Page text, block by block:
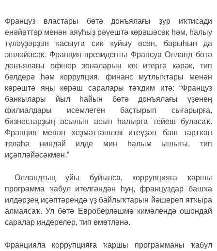
Француз властары бөтә донъялағы ҙур иҡтисади
енәйәттәр менән аяуһыҙ рәүештә көрәшәсәк һәм, һалыу
түләүҙәрҙән ҡасыуға сик ҡуйыу өсөн, барыһын да
эшләйәсәк. Франция президенты Франсуа Олланд бөтә
донъялағы офшор зоналарын юҡ итергә кәрәк, тип
белдерә һәм коррупция, финанс мутлыҡтары менән
көрәштә яңы көрәш саралары тәҡдим итә: “Француз
банкылары йыл һайын бөтә донъялағы үҙенең
филиалдары исемлеген баҫтырып сығарырға,
бизнестарҙың асылын асып һалырға тейеш буласаҡ.
Франция менән хеҙмәттәшлек итеүҙән баш тартҡан
теләһә ниндәй илде мин һалым ышығы, тип
иҫәпләйәсәкмен.”
Олландтың уйы буйынса, коррупцияға ҡаршы
программа ҡабул ителгәндән һуң, француздар башҡа
илдәрҙең иҫәптәрендә үҙ байлыҡтарын йәшереп ятҡыра
алмаясаҡ. Ул бөтә Евроберләшмә кимәлендә ошондай
саралар индерелер, тип өмөтләнә.
Францияла коррупцияға ҡаршы программаны ҡабул